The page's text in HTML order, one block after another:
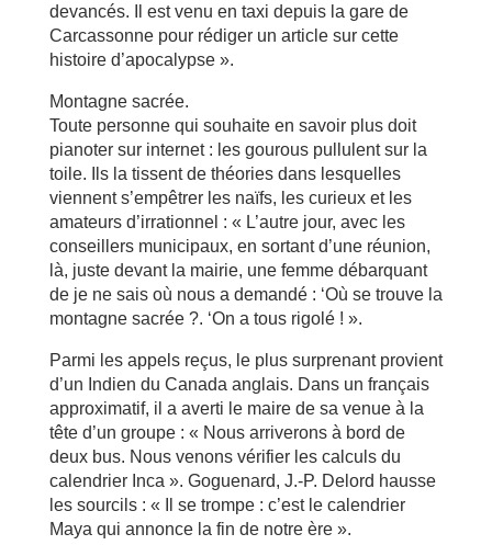
devancés. Il est venu en taxi depuis la gare de
Carcassonne pour rédiger un article sur cette
histoire d’apocalypse ».
Montagne sacrée.
Toute personne qui souhaite en savoir plus doit
pianoter sur internet : les gourous pullulent sur la
toile. Ils la tissent de théories dans lesquelles
viennent s’empêtrer les naïfs, les curieux et les
amateurs d’irrationnel : « L’autre jour, avec les
conseillers municipaux, en sortant d’une réunion,
là, juste devant la mairie, une femme débarquant
de je ne sais où nous a demandé : ‘Où se trouve la
montagne sacrée ?. ‘On a tous rigolé ! ».
Parmi les appels reçus, le plus surprenant provient
d’un Indien du Canada anglais. Dans un français
approximatif, il a averti le maire de sa venue à la
tête d’un groupe : « Nous arriverons à bord de
deux bus. Nous venons vérifier les calculs du
calendrier Inca ». Goguenard, J.-P. Delord hausse
les sourcils : « Il se trompe : c’est le calendrier
Maya qui annonce la fin de notre ère ».